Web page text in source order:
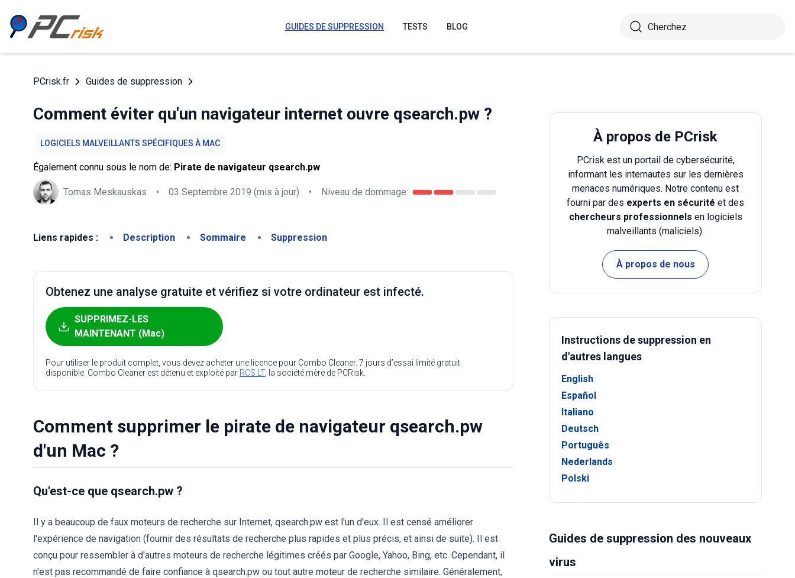
GUIDES DE SUPPRESSION TESTS BLOG
PCrisk.fr Guides de suppression
Comment éviter qu'un navigateur internet ouvre qsearch.pw ?
LOGICIELS MALVEILLANTS SPÉCIFIQUES À MAC
Également connu sous le nom de: Pirate de navigateur qsearch.pw
Tomas Meskauskas • 03 Septembre 2019 (mis à jour) • Niveau de dommage:
Liens rapides : Description Sommaire Suppression
Obtenez une analyse gratuite et vérifiez si votre ordinateur est infecté.
SUPPRIMEZ-LES
MAINTENANT (Mac)
Pour utiliser le produit complet, vous devez acheter une licence pour Combo Cleaner. 7 jours d’essai limité gratuit
disponible. Combo Cleaner est détenu et exploité par RCS LT, la société mère de PCRisk.
Comment supprimer le pirate de navigateur qsearch.pw
d'un Mac ?
Qu'est-ce que qsearch.pw ?
Il y a beaucoup de faux moteurs de recherche sur Internet, qsearch.pw est l'un d'eux. Il est censé améliorer
l'expérience de navigation (fournir des résultats de recherche plus rapides et plus précis, et ainsi de suite). Il est
conçu pour ressembler à d'autres moteurs de recherche légitimes créés par Google, Yahoo, Bing, etc. Cependant, il
n'est pas recommandé de faire confiance à qsearch.pw ou tout autre moteur de recherche similaire. Généralement,
À propos de PCrisk
PCrisk est un portail de cybersécurité,
informant les internautes sur les dernières
menaces numériques. Notre contenu est
fourni par des experts en sécurité et des
chercheurs professionnels en logiciels
malveillants (maliciels).
À propos de nous
Instructions de suppression en
d'autres langues
English
Español
Italiano
Deutsch
Português
Nederlands
Polski
Guides de suppression des nouveaux
virus